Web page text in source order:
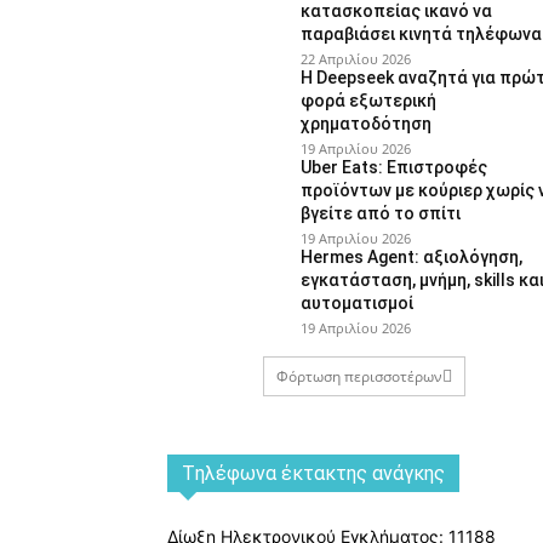
κατασκοπείας ικανό να
παραβιάσει κινητά τηλέφωνα
22 Απριλίου 2026
Η Deepseek αναζητά για
φορά εξωτερική
χρηματοδότηση
19 Απριλίου 2026
Uber Eats: Επιστροφές
προϊόντων με κούριερ χωρίς
βγείτε από το σπίτι
19 Απριλίου 2026
Hermes Agent: αξιολόγηση,
εγκατάσταση, μνήμη, skills και
αυτοματισμοί
19 Απριλίου 2026
Φόρτωση περισσοτέρων
Tηλέφωνα έκτακτης ανάγκης
Δίωξη Ηλεκτρονικού Εγκλήματος: 11188